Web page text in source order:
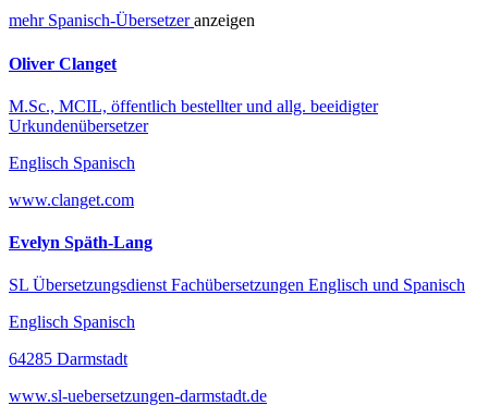
mehr Spanisch-Übersetzeranzeigen
Oliver Clanget
M.Sc., MCIL, öffentlich bestellter und allg. beeidigter
Urkundenübersetzer
Englisch Spanisch
www.clanget.com
Evelyn Späth-Lang
SL Übersetzungsdienst Fachübersetzungen Englisch und Spanisch
Englisch Spanisch
64285 Darmstadt
www.sl-uebersetzungen-darmstadt.de